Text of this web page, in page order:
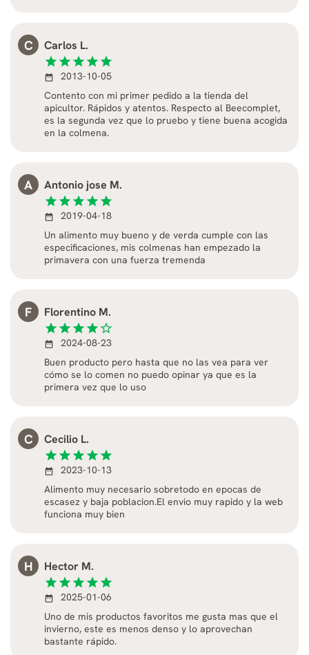
C Carlos L.
star star star star star
date_range
2013-10-05
Contento con mi primer pedido a la tienda del
apicultor. Rápidos y atentos. Respecto al Beecomplet,
es la segunda vez que lo pruebo y tiene buena acogida
en la colmena.
A Antonio jose M.
star star star star star
date_range
2019-04-18
Un alimento muy bueno y de verda cumple con las
especificaciones, mis colmenas han empezado la
primavera con una fuerza tremenda
F Florentino M.
star star star star star_border
date_range
2024-08-23
Buen producto pero hasta que no las vea para ver
cómo se lo comen no puedo opinar ya que es la
primera vez que lo uso
C Cecilio L.
star star star star star
date_range
2023-10-13
Alimento muy necesario sobretodo en epocas de
escasez y baja poblacion.El envio muy rapido y la web
funciona muy bien
H Hector M.
star star star star star
date_range
2025-01-06
Uno de mis productos favoritos me gusta mas que el
invierno, este es menos denso y lo aprovechan
bastante rápido.